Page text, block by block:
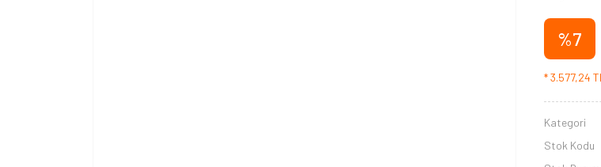
%7
* 3.577,24
Kategori
Stok Kodu